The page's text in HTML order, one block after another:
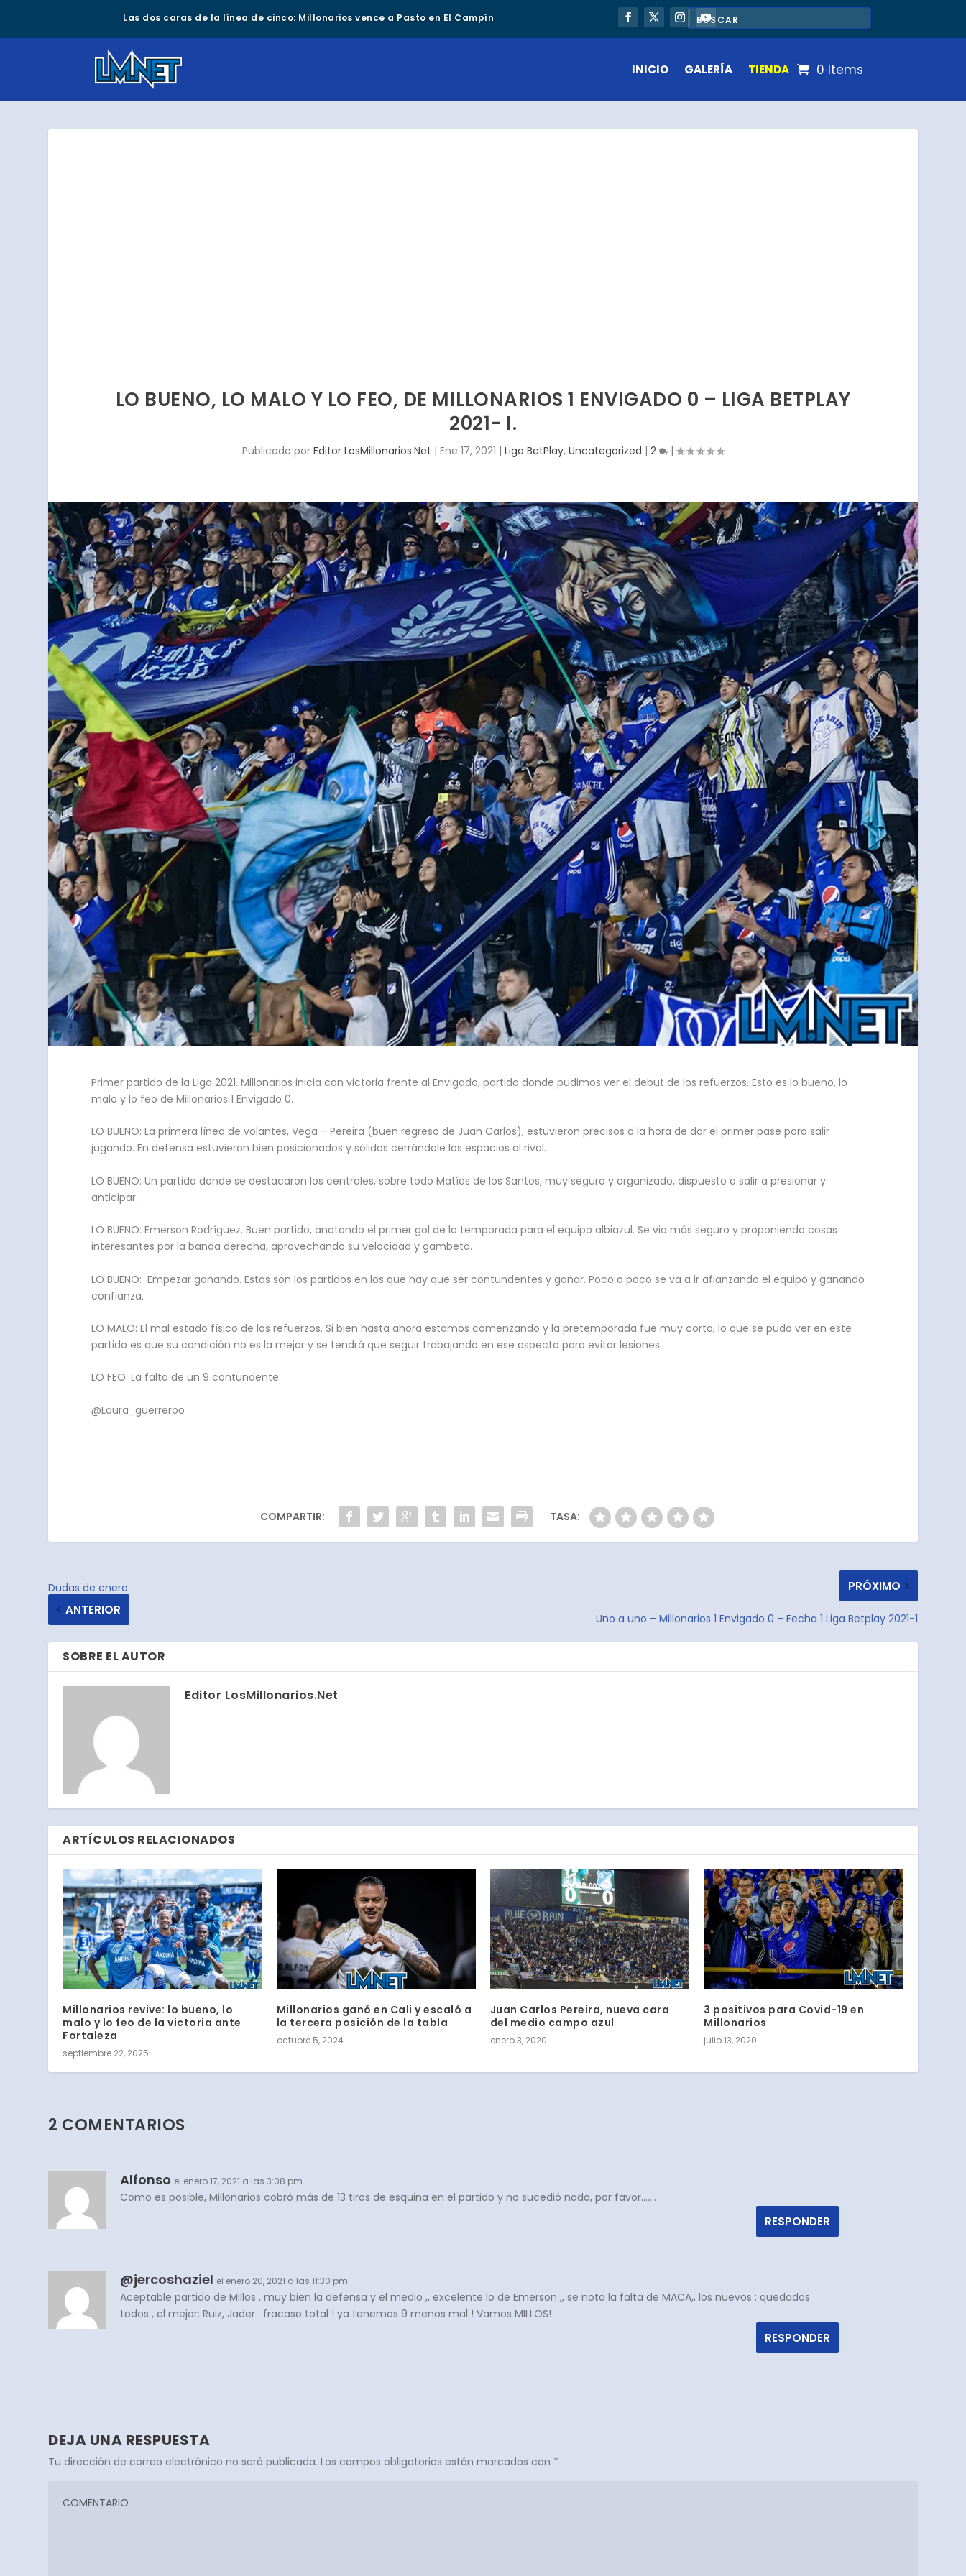
Las dos caras de la línea de cinco: Millonarios vence a Pasto en El Campín
INICIO GALERÍA TIENDA 0 Items
LO BUENO, LO MALO Y LO FEO, DE MILLONARIOS 1 ENVIGADO 0 – LIGA BETPLAY
2021- I.
Publicado por Editor LosMillonarios.Net | Ene 17, 2021 | Liga BetPlay, Uncategorized | 2 |
Primer partido de la Liga 2021. Millonarios inicia con victoria frente al Envigado, partido donde pudimos ver el debut de los refuerzos. Esto es lo bueno, lo
malo y lo feo de Millonarios 1 Envigado 0.
LO BUENO: La primera línea de volantes, Vega – Pereira (buen regreso de Juan Carlos), estuvieron precisos a la hora de dar el primer pase para salir
jugando. En defensa estuvieron bien posicionados y sólidos cerrándole los espacios al rival.
LO BUENO: Un partido donde se destacaron los centrales, sobre todo Matías de los Santos, muy seguro y organizado, dispuesto a salir a presionar y
anticipar.
LO BUENO: Emerson Rodríguez. Buen partido, anotando el primer gol de la temporada para el equipo albiazul. Se vio más seguro y proponiendo cosas
interesantes por la banda derecha, aprovechando su velocidad y gambeta.
LO BUENO: Empezar ganando. Estos son los partidos en los que hay que ser contundentes y ganar. Poco a poco se va a ir afianzando el equipo y ganando
confianza.
LO MALO: El mal estado físico de los refuerzos. Si bien hasta ahora estamos comenzando y la pretemporada fue muy corta, lo que se pudo ver en este
partido es que su condición no es la mejor y se tendrá que seguir trabajando en ese aspecto para evitar lesiones.
LO FEO: La falta de un 9 contundente.
@Laura_guerreroo
COMPARTIR: TASA:
Dudas de enero
ANTERIOR
PRÓXIMO
Uno a uno – Millonarios 1 Envigado 0 – Fecha 1 Liga Betplay 2021-1
SOBRE EL AUTOR
Editor LosMillonarios.Net
ARTÍCULOS RELACIONADOS
Millonarios revive: lo bueno, lo
malo y lo feo de la victoria ante
Fortaleza
septiembre 22, 2025
Millonarios ganó en Cali y escaló a
la tercera posición de la tabla
octubre 5, 2024
Juan Carlos Pereira, nueva cara
del medio campo azul
enero 3, 2020
3 positivos para Covid-19 en
Millonarios
julio 13, 2020
2 COMENTARIOS
Alfonso el enero 17, 2021 a las 3:08 pm
Como es posible, Millonarios cobró más de 13 tiros de esquina en el partido y no sucedió nada, por favor…….
RESPONDER
@jercoshaziel el enero 20, 2021 a las 11:30 pm
Aceptable partido de Millos , muy bien la defensa y el medio ,, excelente lo de Emerson ,, se nota la falta de MACA,, los nuevos : quedados
todos , el mejor: Ruiz, Jader : fracaso total ! ya tenemos 9 menos mal ! Vamos MILLOS!
RESPONDER
DEJA UNA RESPUESTA
Tu dirección de correo electrónico no será publicada. Los campos obligatorios están marcados con *